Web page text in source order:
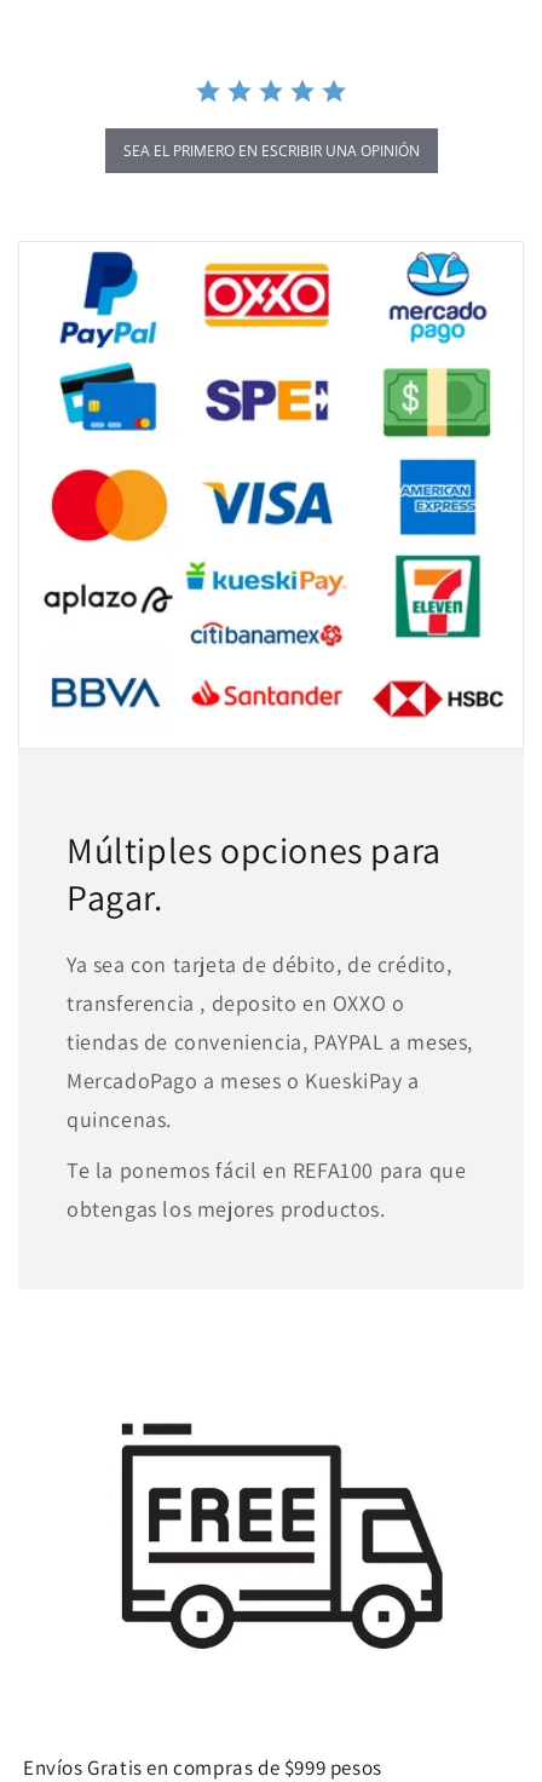
SEA EL PRIMERO EN ESCRIBIR UNA OPINIÓN
Múltiples opciones para
Pagar.
Ya sea con tarjeta de débito, de crédito,
transferencia , deposito en OXXO o
tiendas de conveniencia, PAYPAL a meses,
MercadoPago a meses o KueskiPay a
quincenas.
Te la ponemos fácil en REFA100 para que
obtengas los mejores productos.
Envíos Gratis en compras de $999 pesos